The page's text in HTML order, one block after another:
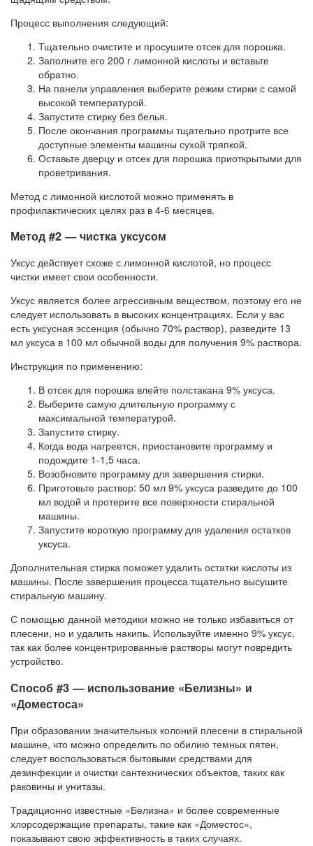
Процесс выполнения следующий:
Тщательно очистите и просушите отсек для порошка.
Заполните его 200 г лимонной кислоты и вставьте
обратно.
На панели управления выберите режим стирки с самой
высокой температурой.
Запустите стирку без белья.
После окончания программы тщательно протрите все
доступные элементы машины сухой тряпкой.
Оставьте дверцу и отсек для порошка приоткрытыми для
проветривания.
Метод с лимонной кислотой можно применять в
профилактических целях раз в 4-6 месяцев.
Метод #2 — чистка уксусом
Уксус действует схоже с лимонной кислотой, но процесс
чистки имеет свои особенности.
Уксус является более агрессивным веществом, поэтому его не
следует использовать в высоких концентрациях. Если у вас
есть уксусная эссенция (обычно 70% раствор), разведите 13
мл уксуса в 100 мл обычной воды для получения 9% раствора.
Инструкция по применению:
В отсек для порошка влейте полстакана 9% уксуса.
Выберите самую длительную программу с
максимальной температурой.
Запустите стирку.
Когда вода нагреется, приостановите программу и
подождите 1-1,5 часа.
Возобновите программу для завершения стирки.
Приготовьте раствор: 50 мл 9% уксуса разведите до 100
мл водой и протерите все поверхности стиральной
машины.
Запустите короткую программу для удаления остатков
уксуса.
Дополнительная стирка поможет удалить остатки кислоты из
машины. После завершения процесса тщательно высушите
стиральную машину.
С помощью данной методики можно не только избавиться от
плесени, но и удалить накипь. Используйте именно 9% уксус,
так как более концентрированные растворы могут повредить
устройство.
Способ #3 — использование «Белизны» и
«Доместоса»
При образовании значительных колоний плесени в стиральной
машине, что можно определить по обилию темных пятен,
следует воспользоваться бытовыми средствами для
дезинфекции и очистки сантехнических объектов, таких как
раковины и унитазы.
Традиционно известные «Белизна» и более современные
хлорсодержащие препараты, такие как «Доместос»,
показывают свою эффективность в таких случаях.